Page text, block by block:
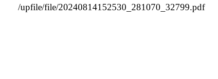
/upfile/file/20240814152530_281070_32799.pdf